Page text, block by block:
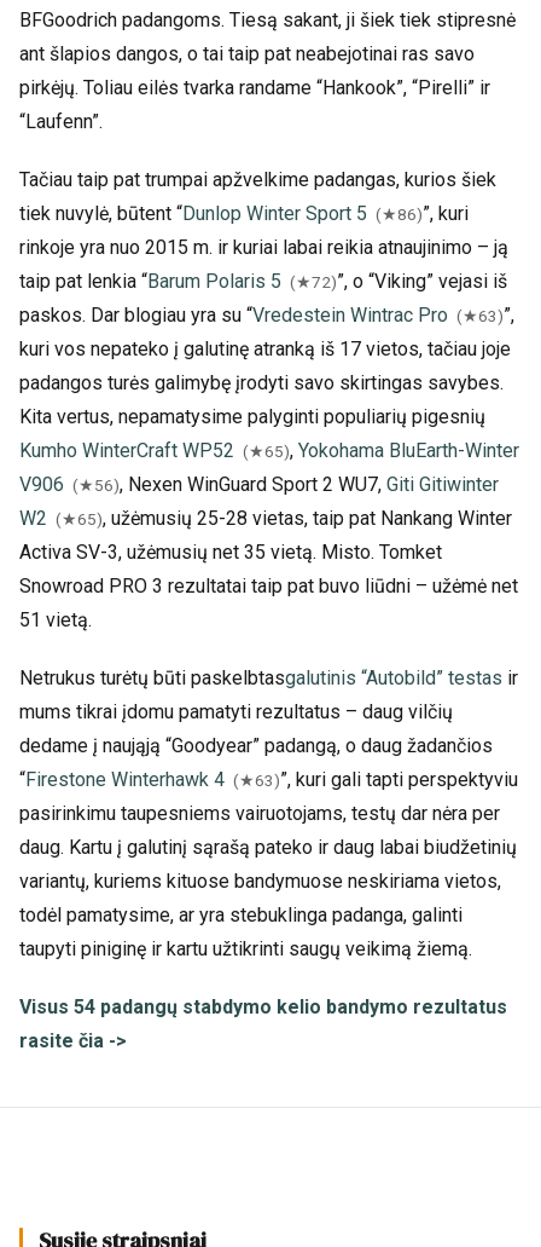
BFGoodrich padangoms. Tiesą sakant, ji šiek tiek stipresnė
ant šlapios dangos, o tai taip pat neabejotinai ras savo
pirkėjų. Toliau eilės tvarka randame “Hankook”, “Pirelli” ir
“Laufenn”.
Tačiau taip pat trumpai apžvelkime padangas, kurios šiek
tiek nuvylė, būtent “Dunlop Winter Sport 5 (★86)”, kuri
rinkoje yra nuo 2015 m. ir kuriai labai reikia atnaujinimo – ją
taip pat lenkia “Barum Polaris 5 (★72)”, o “Viking” vejasi iš
paskos. Dar blogiau yra su “Vredestein Wintrac Pro (★63)”,
kuri vos nepateko į galutinę atranką iš 17 vietos, tačiau joje
padangos turės galimybę įrodyti savo skirtingas savybes.
Kita vertus, nepamatysime palyginti populiarių pigesnių
Kumho WinterCraft WP52 (★65), Yokohama BluEarth-Winter
V906 (★56), Nexen WinGuard Sport 2 WU7, Giti Gitiwinter
W2 (★65), užėmusių 25-28 vietas, taip pat Nankang Winter
Activa SV-3, užėmusių net 35 vietą. Misto. Tomket
Snowroad PRO 3 rezultatai taip pat buvo liūdni – užėmė net
51 vietą.
Netrukus turėtų būti paskelbtasgalutinis “Autobild” testas ir
mums tikrai įdomu pamatyti rezultatus – daug vilčių
dedame į naująją “Goodyear” padangą, o daug žadančios
“Firestone Winterhawk 4 (★63)”, kuri gali tapti perspektyviu
pasirinkimu taupesniems vairuotojams, testų dar nėra per
daug. Kartu į galutinį sąrašą pateko ir daug labai biudžetinių
variantų, kuriems kituose bandymuose neskiriama vietos,
todėl pamatysime, ar yra stebuklinga padanga, galinti
taupyti piniginę ir kartu užtikrinti saugų veikimą žiemą.
Visus 54 padangų stabdymo kelio bandymo rezultatus
rasite čia ->
Susiję straipsniai